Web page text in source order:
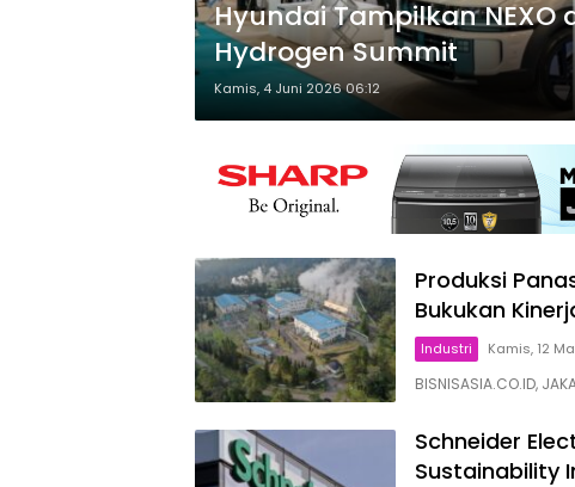
Hyundai Tampilkan NEXO
Hydrogen Summit
Kamis, 4 Juni 2026 06:12
Produksi
Bukukan
Industri Kamis, 12
BISNISASIA.CO.ID,
Schneider
Sustainability